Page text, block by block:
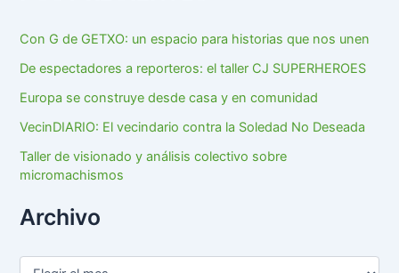
Con G de GETXO: un espacio para historias que nos unen
De espectadores a reporteros: el taller CJ SUPERHEROES
Europa se construye desde casa y en comunidad
VecinDIARIO: El vecindario contra la Soledad No Deseada
Taller de visionado y análisis colectivo sobre
micromachismos
Archivo